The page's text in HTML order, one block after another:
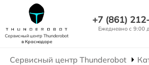
Сервисный центр Thunderobot
в Краснодаре
+7 (861)
Ежедневно с 9:00
Сервисный центр Thunderobot